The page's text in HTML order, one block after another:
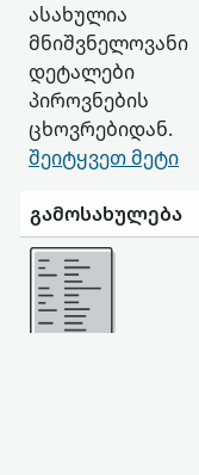
ასახულია
მნიშვნელოვანი
დეტალები
პიროვნების
ცხოვრებიდან.
შეიტყვეთ მეტი
გამოსახულება
შევიტყოთ მეტი